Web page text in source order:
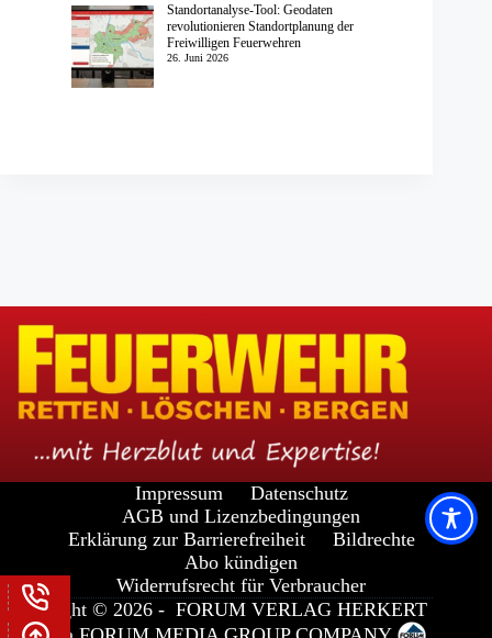
Standortanalyse-Tool: Geodaten
revolutionieren Standortplanung der
Freiwilligen Feuerwehren
26. Juni 2026
Impressum
Datenschutz
AGB und Lizenzbedingungen
Erklärung zur Barrierefreiheit
Bildrechte
Abo kündigen
Widerrufsrecht für Verbraucher
Copyright © 2026 - FORUM VERLAG HERKERT